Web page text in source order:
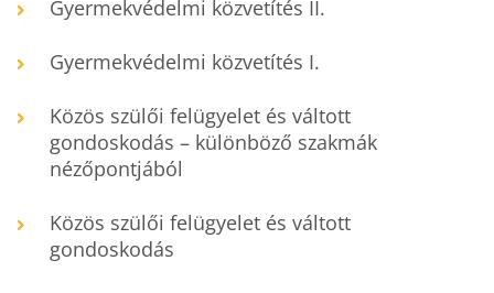
Gyermekvédelmi közvetítés II.
Gyermekvédelmi közvetítés I.
Közös szülői felügyelet és váltott
gondoskodás – különböző szakmák
nézőpontjából
Közös szülői felügyelet és váltott
gondoskodás